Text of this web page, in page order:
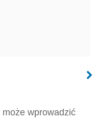
może wprowadzić